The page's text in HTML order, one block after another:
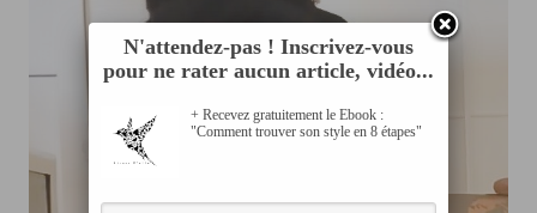
N'attendez-pas ! Inscrivez-vous
pour ne rater aucun article, vidéo...
+ Recevez gratuitement le Ebook :
"Comment trouver son style en 8 étapes"